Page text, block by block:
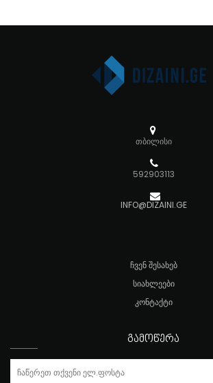
თბილისი
592903113
INFO@DIZAINI.GE
ᲩᲕᲔᲜ ᲨᲔᲡᲐᲮᲔᲑ
ᲡᲘᲐᲮᲚᲔᲔᲑᲘ
ᲙᲝᲜᲢᲐᲥᲢᲘ
ᲒᲐᲛᲝᲬᲔᲠᲐ